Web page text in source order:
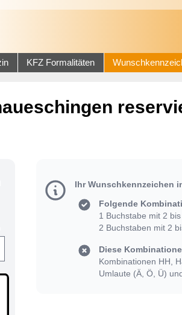
KFZ Formalitäten
Ihr Wunschkennzeichen
Folgende
1 Buchstabe mit 2
2 Buchstaben mit 2
Diese
Kombinationen HH,
Umlaute (Ä, Ö, Ü)